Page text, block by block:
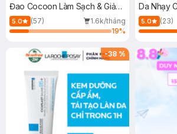
Đao Cocoon Làm Sạch & Giảm
Dầu 500ml
5.0 (57)
1.6k/tháng
19%
Da Nhạy
(Mới)
5.0 (23)
-38 %